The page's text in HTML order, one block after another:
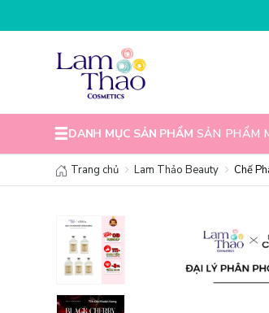
DANH MỤC SẢN PHẨM SẢN PHẨM
Trang chủ Lam Thảo Beauty Chế